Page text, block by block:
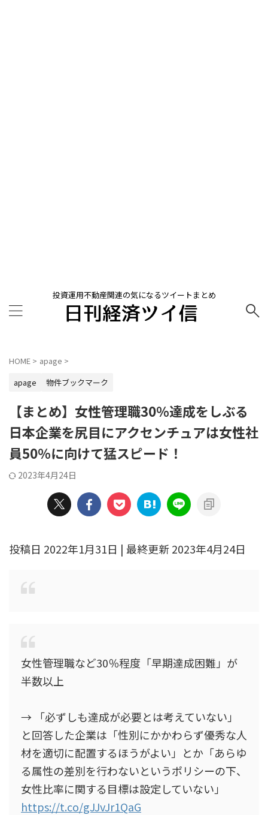
投資運用不動産関連の気になるツイートまとめ
HOME > apage >
apage
物件ブックマーク
【まとめ】女性管理職30％達成をしぶる
日本企業を尻目にアクセンチュアは女性社
員50％に向けて猛スピード！
2023年4月24日
投稿日 2022年1月31日 | 最終更新 2023年4月24日
女性管理職など30％程度「早期達成困難」が
半数以上
→ 「必ずしも達成が必要とは考えていない」
と回答した企業は「性別にかかわらず優秀な人
材を適切に配置するほうがよい」とか「あらゆ
る属性の差別を行わないというポリシーの下、
女性比率に関する目標は設定していない」
https://t.co/gJJvJr1QaG